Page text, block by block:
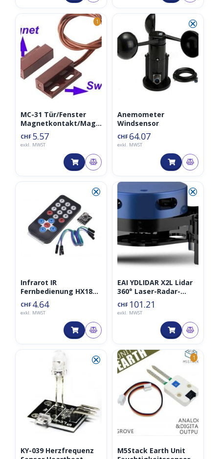
1
MC-31 Tür/Fenster
Magnetkontakt/Magn
etschalter/Türkontakt
schalter braun
CHF 5.57
exkl. MWST
⮿
Anemometer
Windsensor
CHF 64.07
exkl. MWST
⮿
Infrarot IR
Fernbedienung HX1838
Kit inkl. IR-Empfänger
CHF 4.64
exkl. MWST
⮿
EAI YDLIDAR X2L Lidar
360° Laser-Radar-
Scanner
CHF 101.21
exkl. MWST
⮿
KY-039 Herzfrequenz
1
M5Stack Earth Unit